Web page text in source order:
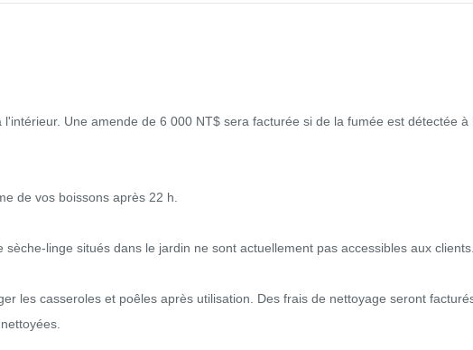
Une amende de 6 000 NT$ sera facturée si de la fumée est détectée à
de vos boissons après 22 h.
linge situés dans le jardin ne sont actuellement pas accessibles aux clients.
les casseroles et poêles après utilisation. Des frais de nettoyage seront